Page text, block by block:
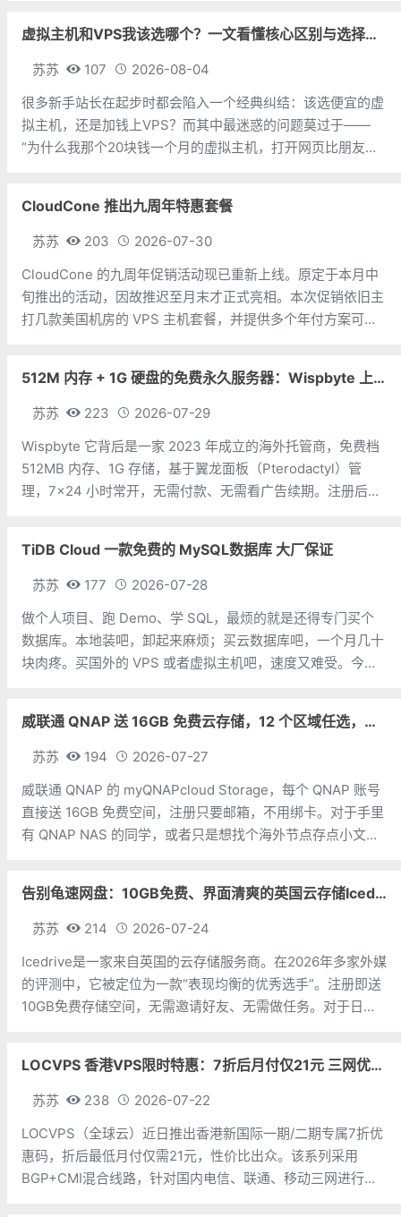
虚拟主机和VPS我该选哪个？一文看懂核心区别与选择指南
苏苏 107
2026-08-04
很多新手站长在起步时都会陷入一个经典纠结：该选便宜的虚
拟主机，还是加钱上VPS？而其中最迷惑的问题莫过于——
“为什么我那个20块钱一个月的虚拟主机，打开网页比朋友几
拟主机，就像你租了一个
CloudCone 推出九周年特惠套餐
苏苏 203
2026-07-30
CloudCone 的九周年促销活动现已重新上线。原定于本月中
旬推出的活动，因故推迟至月末才正式亮相。本次促销依旧主
打几款美国机房的 VPS 主机套餐，并提供多个年付方案可供
量：
512M 内存 + 1G 硬盘的免费永久服务器：Wispbyte 上手
苏苏 223
2026-07-29
Wispbyte 它背后是一家 2023 年成立的海外托管商，免费档
512MB 内存、1G 存储，基于翼龙面板（Pterodactyl）管
理，7×24 小时常开，无需付款、无需看广告续期。注册后你
TiDB Cloud 一款免费的 MySQL数据库 大厂保证
苏苏 177
2026-07-28
做个人项目、跑 Demo、学 SQL，最烦的就是还得专门买个
数据库。本地装吧，卸起来麻烦；买云数据库吧，一个月几十
块肉疼。买国外的 VPS 或者虚拟主机吧，速度又难受。今天
威联通 QNAP 送 16GB 免费云存储，12 个区域任选，邮箱注册即可
苏苏 194
2026-07-27
威联通 QNAP 的 myQNAPcloud Storage，每个 QNAP 账号
直接送 16GB 免费空间，注册只要邮箱，不用绑卡。对于手里
有 QNAP NAS 的同学，或者只是想找个海外节点存点小文件
告别龟速网盘：10GB免费、界面清爽的英国云存储Icedrive体验
苏苏 214
2026-07-24
Icedrive是一家来自英国的云存储服务商。在2026年多家外媒
的评测中，它被定位为一款“表现均衡的优秀选手”。注册即送
10GB免费存储空间，无需邀请好友、无需做任务。对于日常
是上传
LOCVPS 香港VPS限时特惠：7折后月付仅21元 三网优化BGP线路 可选原生IP
苏苏 238
2026-07-22
LOCVPS（全球云）近日推出香港新国际一期/二期专属7折优
惠码，折后最低月付仅需21元，性价比出众。该系列采用
BGP+CMI混合线路，针对国内电信、联通、移动三网进行专